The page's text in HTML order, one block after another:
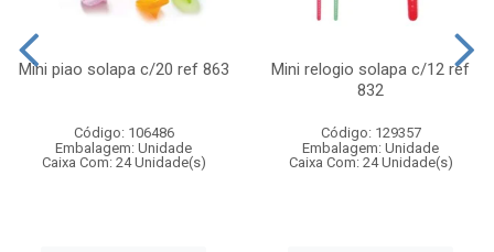
Mini piao solapa c/20 ref 863
Código: 106486
Embalagem: Unidade
Caixa Com: 24 Unidade(s)
Mini relogio solapa c/12 ref
832
Código: 129357
Embalagem: Unidade
Caixa Com: 24 Unidade(s)